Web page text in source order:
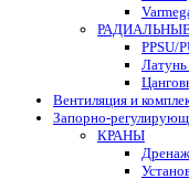
PPSU/
Вентиляция и
Запорно-
КРАНЫ